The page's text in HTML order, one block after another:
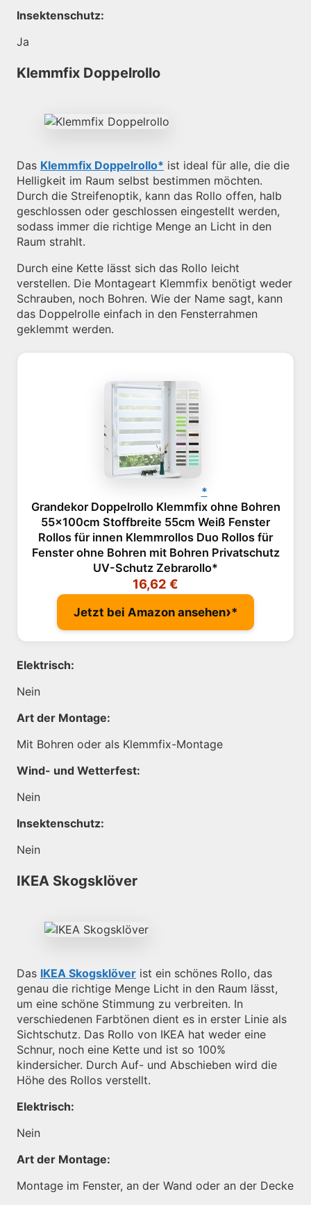
Insektenschutz:
Ja
Klemmfix Doppelrollo
Das Klemmfix Doppelrollo
ist ideal für alle, die die
Helligkeit im Raum selbst bestimmen möchten.
Durch die Streifenoptik, kann das Rollo offen, halb
geschlossen oder geschlossen eingestellt werden,
sodass immer die richtige Menge an Licht in den
Raum strahlt.
Durch eine Kette lässt sich das Rollo leicht
verstellen. Die Montageart Klemmfix benötigt weder
Schrauben, noch Bohren. Wie der Name sagt, kann
das Doppelrolle einfach in den Fensterrahmen
geklemmt werden.
Grandekor Doppelrollo Klemmfix ohne Bohren
55x100cm Stoffbreite 55cm Weiß Fenster
Rollos für innen Klemmrollos Duo Rollos für
Fenster ohne Bohren mit Bohren Privatschutz
UV-Schutz Zebrarollo
16,62 €
Jetzt bei Amazon ansehen›
Elektrisch:
Nein
Art der Montage:
Mit Bohren oder als Klemmfix-Montage
Wind- und Wetterfest:
Nein
Insektenschutz:
Nein
IKEA Skogsklöver
Das IKEA Skogsklöver ist ein schönes Rollo, das
genau die richtige Menge Licht in den Raum lässt,
um eine schöne Stimmung zu verbreiten. In
verschiedenen Farbtönen dient es in erster Linie als
Sichtschutz. Das Rollo von IKEA hat weder eine
Schnur, noch eine Kette und ist so 100%
kindersicher. Durch Auf- und Abschieben wird die
Höhe des Rollos verstellt.
Elektrisch:
Nein
Art der Montage:
Montage im Fenster, an der Wand oder an der Decke